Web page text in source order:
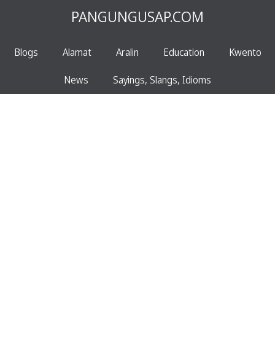
PANGUNGUSAP.COM
Blogs Alamat Aralin Education Kwento
News Sayings, Slangs, Idioms